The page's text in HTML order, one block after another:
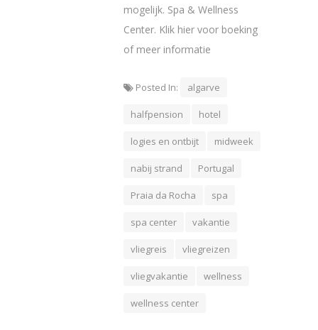
mogelijk. Spa & Wellness
Center. Klik hier voor boeking
of meer informatie
Posted In: algarve
halfpension hotel
logies en ontbijt midweek
nabij strand Portugal
Praia da Rocha spa
spa center vakantie
vliegreis vliegreizen
vliegvakantie wellness
wellness center